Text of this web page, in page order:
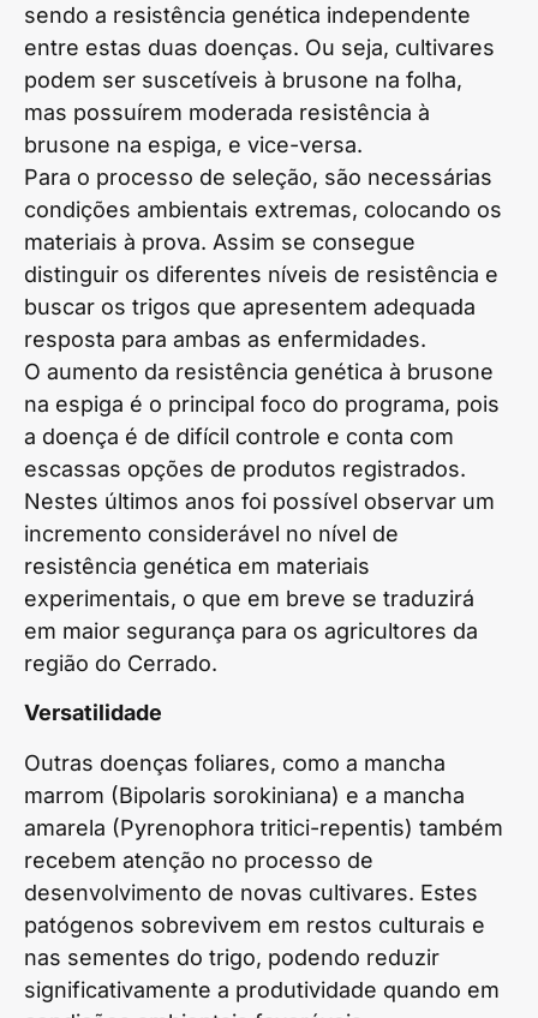
sendo a resistência genética independente
entre estas duas doenças. Ou seja, cultivares
podem ser suscetíveis à brusone na folha,
mas possuírem moderada resistência à
brusone na espiga, e vice-versa.
Para o processo de seleção, são necessárias
condições ambientais extremas, colocando os
materiais à prova. Assim se consegue
distinguir os diferentes níveis de resistência e
buscar os trigos que apresentem adequada
resposta para ambas as enfermidades.
O aumento da resistência genética à brusone
na espiga é o principal foco do programa, pois
a doença é de difícil controle e conta com
escassas opções de produtos registrados.
Nestes últimos anos foi possível observar um
incremento considerável no nível de
resistência genética em materiais
experimentais, o que em breve se traduzirá
em maior segurança para os agricultores da
região do Cerrado.
Versatilidade
Outras doenças foliares, como a mancha
marrom (Bipolaris sorokiniana) e a mancha
amarela (Pyrenophora tritici-repentis) também
recebem atenção no processo de
desenvolvimento de novas cultivares. Estes
patógenos sobrevivem em restos culturais e
nas sementes do trigo, podendo reduzir
significativamente a produtividade quando em